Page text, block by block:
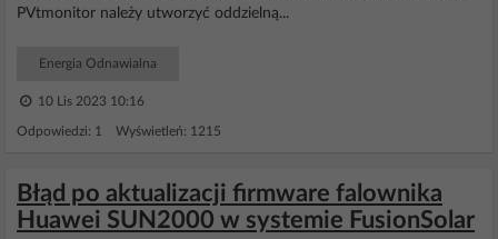
PVtmonitor należy utworzyć oddzielną...
Energia Odnawialna
10 Lis 2023 10:16
Odpowiedzi: 1 Wyświetleń: 1215
Błąd po aktualizacji firmware falownika
Huawei SUN2000 w systemie FusionSolar